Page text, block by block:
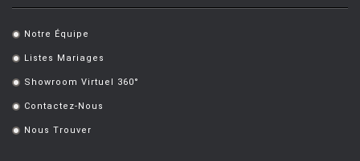
MAGIS
MAISON BERGER PARIS
. Notre Équipe
. Listes Mariages
. Showroom Virtuel 360°
. Contactez-Nous
. Nous Trouver